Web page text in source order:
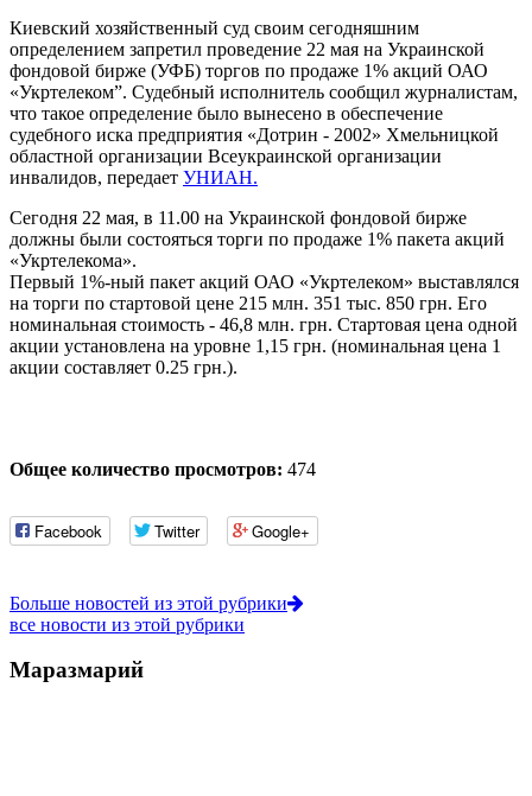
Киевский хозяйственный суд своим сегодняшним
определением запретил проведение 22 мая на Украинской
фондовой бирже (УФБ) торгов по продаже 1% акций ОАО
«Укртелеком”. Судебный исполнитель сообщил журналистам,
что такое определение было вынесено в обеспечение
судебного иска предприятия «Дотрин - 2002» Хмельницкой
областной организации Всеукраинской организации
инвалидов, передает УНИАН.
Сегодня 22 мая, в 11.00 на Украинской фондовой бирже
должны были состояться торги по продаже 1% пакета акций
«Укртелекома».
Первый 1%-ный пакет акций ОАО «Укртелеком» выставлялся
на торги по стартовой цене 215 млн. 351 тыс. 850 грн. Его
номинальная стоимость - 46,8 млн. грн. Стартовая цена одной
акции установлена на уровне 1,15 грн. (номинальная цена 1
акции составляет 0.25 грн.).
Общее количество просмотров: 474
Facebook Twitter Google+
Больше новостей из этой рубрики
все новости из этой рубрики
Маразмарий